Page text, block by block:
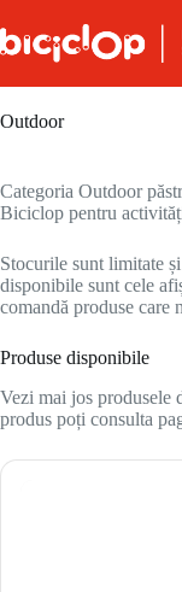
Outdoor
Categoria Outdoor
Biciclop pentru
Stocurile sunt limitate
disponibile sunt cele
comandă produse care
Produse disponibile
Vezi mai jos produsele
produs poți consulta